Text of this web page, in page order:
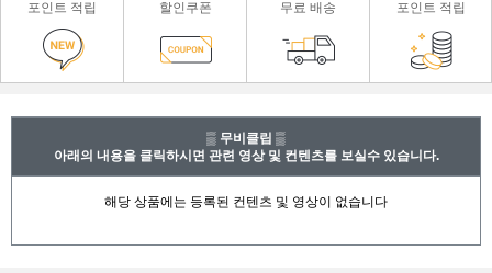
포인트 적립
할인쿠폰
무료 배송
포인트 적립
▒ 무비클립 ▒
아래의 내용을 클릭하시면 관련 영상 및 컨텐츠를 보실수 있습니다.